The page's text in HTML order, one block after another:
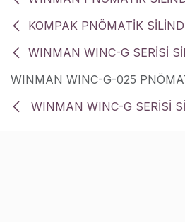
KOMPAK PNÖMATİK
WINMAN WINC-G SERİSİ
WINMAN WINC-G-025
WINMAN WINC-G SERİSİ